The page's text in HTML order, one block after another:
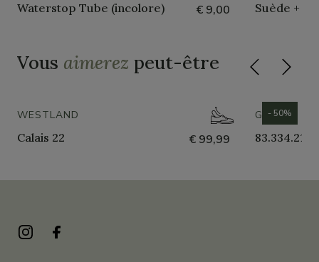
Waterstop Tube (incolore) € 9,00 Suède +
Vous aimerez peut-être
WESTLAND
Calais 22 € 99,99
GABOR
83.334.21
- 50%